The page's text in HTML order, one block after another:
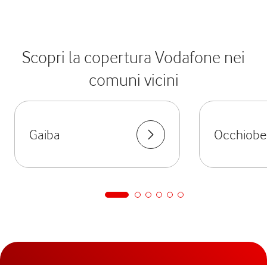
Scopri la copertura Vodafone nei
comuni vicini
Gaiba